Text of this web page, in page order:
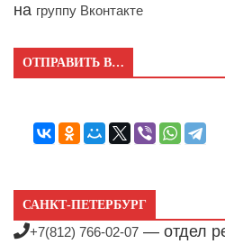
на группу Вконтакте
ОТПРАВИТЬ В…
САНКТ-ПЕТЕРБУРГ
+7(812) 766-02-07 — отдел